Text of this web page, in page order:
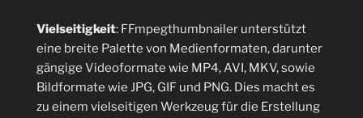
Vielseitigkeit: FFmpegthumbnailer unterstützt
eine breite Palette von Medienformaten, darunter
gängige Videoformate wie MP4, AVI, MKV, sowie
Bildformate wie JPG, GIF und PNG. Dies macht es
zu einem vielseitigen Werkzeug für die Erstellung